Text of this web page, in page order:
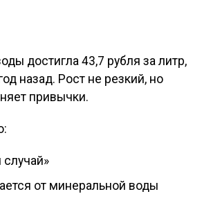
достигла 43,7 рубля за литр,
назад. Рост не резкий, но
привычки.
случай»
от минеральной воды